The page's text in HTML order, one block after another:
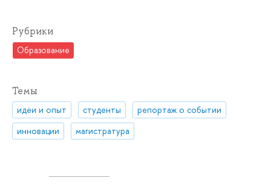
Рубрики
Образование
Темы
идеи и опыт студенты
репортаж о событии
инновации
магистратура